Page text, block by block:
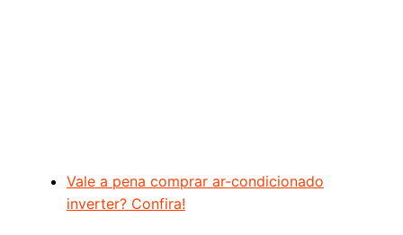
Vale a pena comprar ar-condicionado
inverter? Confira!